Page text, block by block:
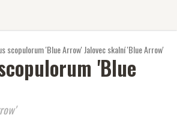
scopulorum 'Blue Arrow'Jalovec skalní 'Blue Arrow'
'Blue